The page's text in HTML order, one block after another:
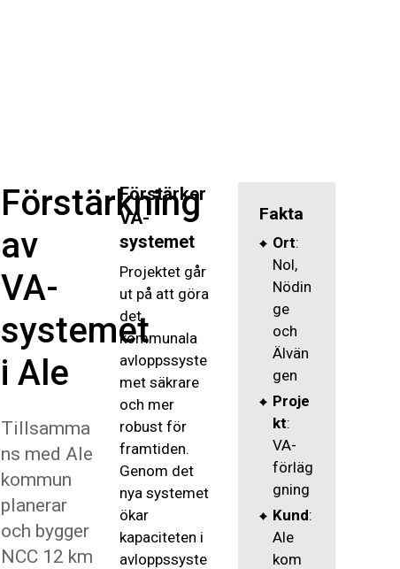
Förstärkning
av
VA-
systemet
i Ale
Tillsamma
ns med Ale
kommun
planerar
och bygger
NCC 12 km
Förstärker
VA-
systemet
Projektet går
ut på att göra
det
kommunala
avloppssyste
met säkrare
och mer
robust för
framtiden.
Genom det
nya systemet
ökar
kapaciteten i
avloppssyste
Fakta
Ort:
Nol,
Nödin
ge
och
Älvän
gen
Proje
kt:
VA-
förläg
gning
Kund:
Ale
kom